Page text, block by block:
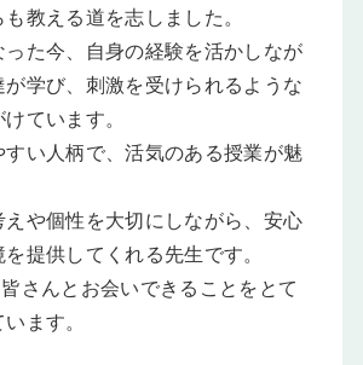
教える道を志しました。
た今、自身の経験を活かしなが
学び、刺激を受けられるような
ています。
い人柄で、活気のある授業が魅
や個性を大切にしながら、安心
提供してくれる先生です。
さんとお会いできることをとて
ます。